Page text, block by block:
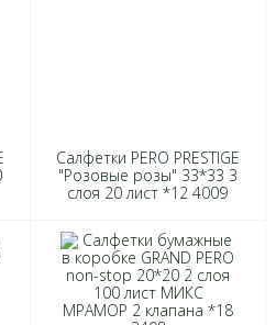
Салфетки PERO PRESTIGE
"Розовые розы" 33*33 3
слоя 20 лист *12 4009